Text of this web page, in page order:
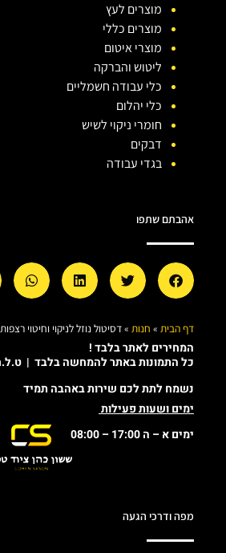
מוצרים לעץ
מוצרים כללי
מוצרי איטום
ליטוש והברקה
כלי עבודה חשמליים
כלי יהלום
חומרי ניקוי לשיש
דבקים
בגדי עבודה
אהבתם שתפו
דף הבית » חנות »דסיטול נוזל לניקוי וחיטוי רצפות
המחירים לאתר בלבד !
כל התמונות באתר להמחשה בלבד |
נשמח לתת לכם שירות באהבה תמיד
ימים ושעות פעילות
ימים א – ה 17:00 – 08:00
מפה ודרכי הגעה